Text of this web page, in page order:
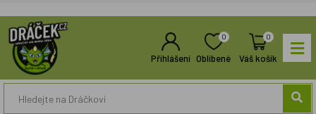
Přihlášení
0
Oblíbené
0
Váš košík